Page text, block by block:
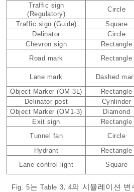
Traffic sign
(Regulatory)
Circle
Traffic sign (Guide)
Square
Delinator
Circle
Chevron sign
Rectangle
Road mark
Rectangle
Lane mark Dashed
Object Marker (OM-3L)
Rectangle
Delinator post
Cynlinder
Object Marker (OM1-3)
Diamond
Exit sign
Rectangle
Tunnel fan
Circle
Hydrant
Rectangle
Lane control light
Square
Fig. 5는Table 3, 4의 시뮬레이션